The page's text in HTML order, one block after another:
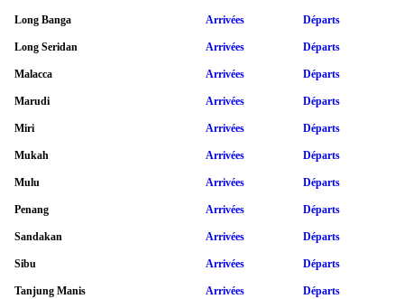
Long Banga Arrivées Départs
Long Seridan Arrivées Départs
Malacca Arrivées Départs
Marudi Arrivées Départs
Miri Arrivées Départs
Mukah Arrivées Départs
Mulu Arrivées Départs
Penang Arrivées Départs
Sandakan Arrivées Départs
Sibu Arrivées Départs
Tanjung Manis Arrivées Départs